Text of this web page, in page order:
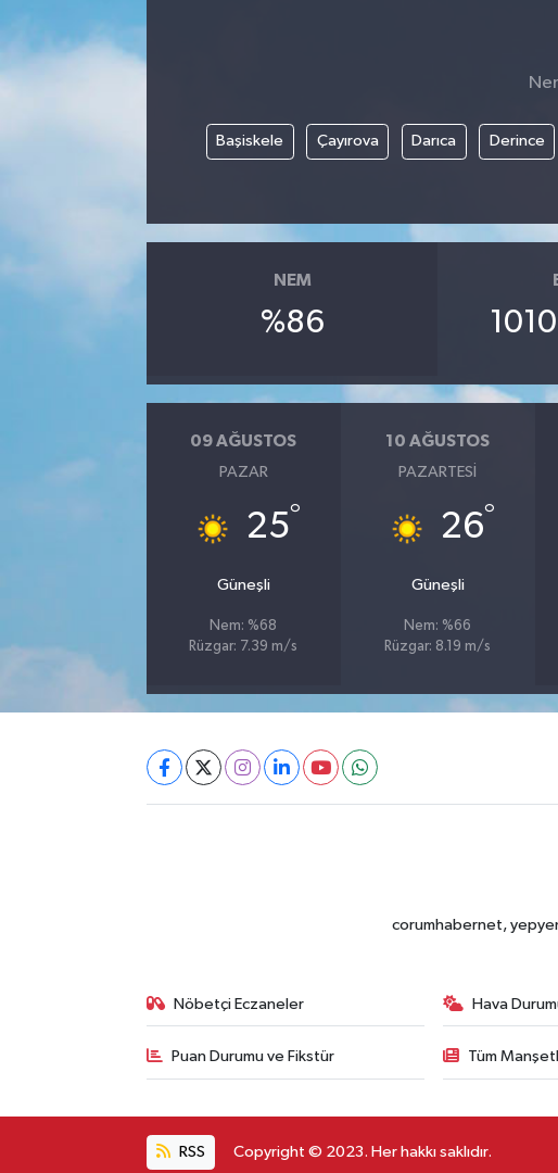
Başiskele Çayırova Darıca Derince
NEM
%86
09 AĞUSTOS
PAZAR
25°
Güneşli
Nem: %68
Rüzgar: 7.39 m/s
10 AĞUSTOS
PAZARTESI
26°
Güneşli
Nem: %66
Rüzgar: 8.19 m/s
corumhabernet,
Nöbetçi Eczaneler Hava
Puan Durumu ve Fikstür Tüm
RSS Copyright © 2023. Her hakkı saklıdır.
Kargı